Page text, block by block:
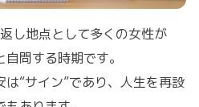
し地点として多くの女性が
問する時期です。
“サイン”であり、人生を再設